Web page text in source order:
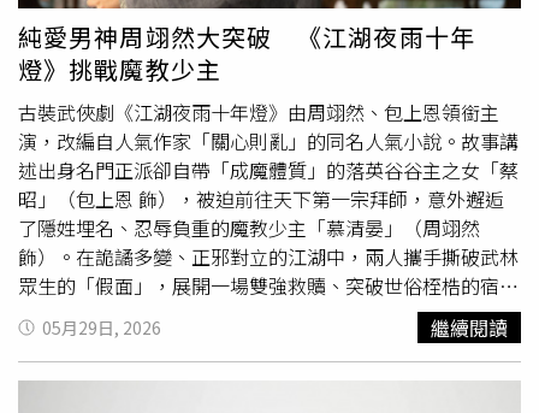
說：「有長輩家人在身旁，能好好抱著他，每天說我愛你，
就是最大的幸福。」劉乃潔取得獸醫博士學位，研究專長還
被BBC拍成紀錄片。（圖／翻攝自劉乃潔臉書）「獸醫乃」
劉乃潔外型十分亮眼，甚至獲得「台大五姬之首」的稱號，
畢業後她前往英國劍橋大學留學，之後獲得劍橋大學獸醫碩
士與博士學位，研究專長為短吻犬阻塞性呼吸道症候群之診
斷及外科治療，還被BBC拍成紀錄片，後來回到母校台大獸
醫系擔任助理教授。余函彌經營服飾店，兩年前曾遇到風
波。（圖／翻攝自余函彌IG）外號「資工彌」的余函彌畢業
於台大資工系，曾與「台大十三妹」之一的「工工花」吳思
嫻組成兩人團體「X.O.X.O.」，也演出過幾部電視劇，後來
決定退出演藝圈經營服飾店，成為年收破億的老闆，不過她
的自創品牌在2024年傳出將停業的消息，她本人澄清後又
純愛男神周翊然大突破 《江湖夜雨十年
燈》挑戰魔教少主
古裝武俠劇《江湖夜雨十年燈》由周翊然、包上恩領銜主
演，改編自人氣作家「關心則亂」的同名人氣小說。故事講
述出身名門正派卻自帶「成魔體質」的落英谷谷主之女「蔡
昭」（包上恩 飾），被迫前往天下第一宗拜師，意外邂逅
了隱姓埋名、忍辱負重的魔教少主「慕清晏」（周翊然
飾）。在詭譎多變、正邪對立的江湖中，兩人攜手撕破武林
眾生的「假面」，展開一場雙強救贖、突破世俗桎梏的宿命
之戀。過去以青春校園劇《當我飛奔向你》爆紅、穩坐「純
愛男神」寶座的周翊然，此次迎來演藝生涯的重大突破。
《江湖夜雨十年燈》不僅是他首度主演武俠古裝劇，也是他
05月29日, 2026 繼續閱讀